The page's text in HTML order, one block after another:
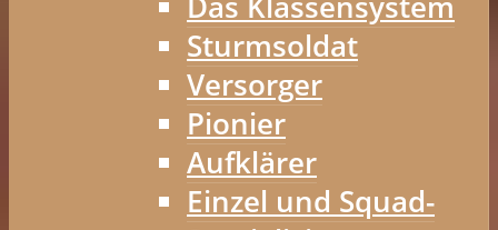
Sturmsoldat
Versorger
Pionier
Aufklärer
Einzel und Squad-